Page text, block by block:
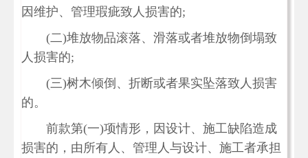
因维护、管理瑕疵致人损害的;
(二)堆放物品滚落、滑落或者堆放物倒塌致
人损害的;
(三)树木倾倒、折断或者果实坠落致人损害
的。
前款第(一)项情形，因设计、施工缺陷造成
损害的，由所有人、管理人与设计、施工者承担